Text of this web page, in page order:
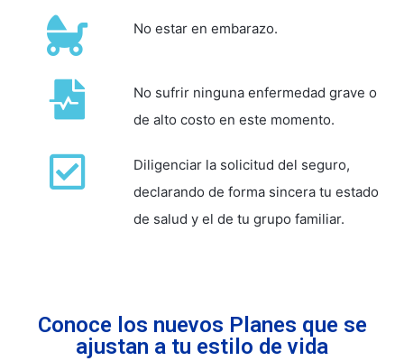
No estar en embarazo.
No sufrir ninguna enfermedad grave o
de alto costo en este momento.
Diligenciar la solicitud del seguro,
declarando de forma sincera tu estado
de salud y el de tu grupo familiar.
Conoce los nuevos Planes que se
ajustan a tu estilo de vida